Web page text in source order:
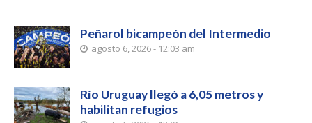
Peñarol bicampeón del Intermedio
agosto 6, 2026 - 12:03 am
Río Uruguay llegó a 6,05 metros y
habilitan refugios